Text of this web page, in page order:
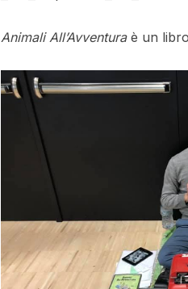
Animali All’Avventuraè un libro